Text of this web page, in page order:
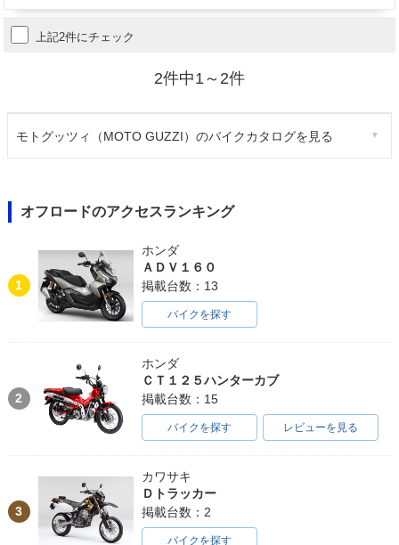
上記2件にチェック
2件中1～2件
モトグッツィ（MOTO GUZZI）のバイクカタログを見る
オフロードのアクセスランキング
1
ホンダ
ＡＤＶ１６０
掲載台数：13
バイクを探す
2
ホンダ
ＣＴ１２５ハンターカブ
掲載台数：15
バイクを探す レビューを見る
3
カワサキ
Ｄトラッカー
掲載台数：2
バイクを探す